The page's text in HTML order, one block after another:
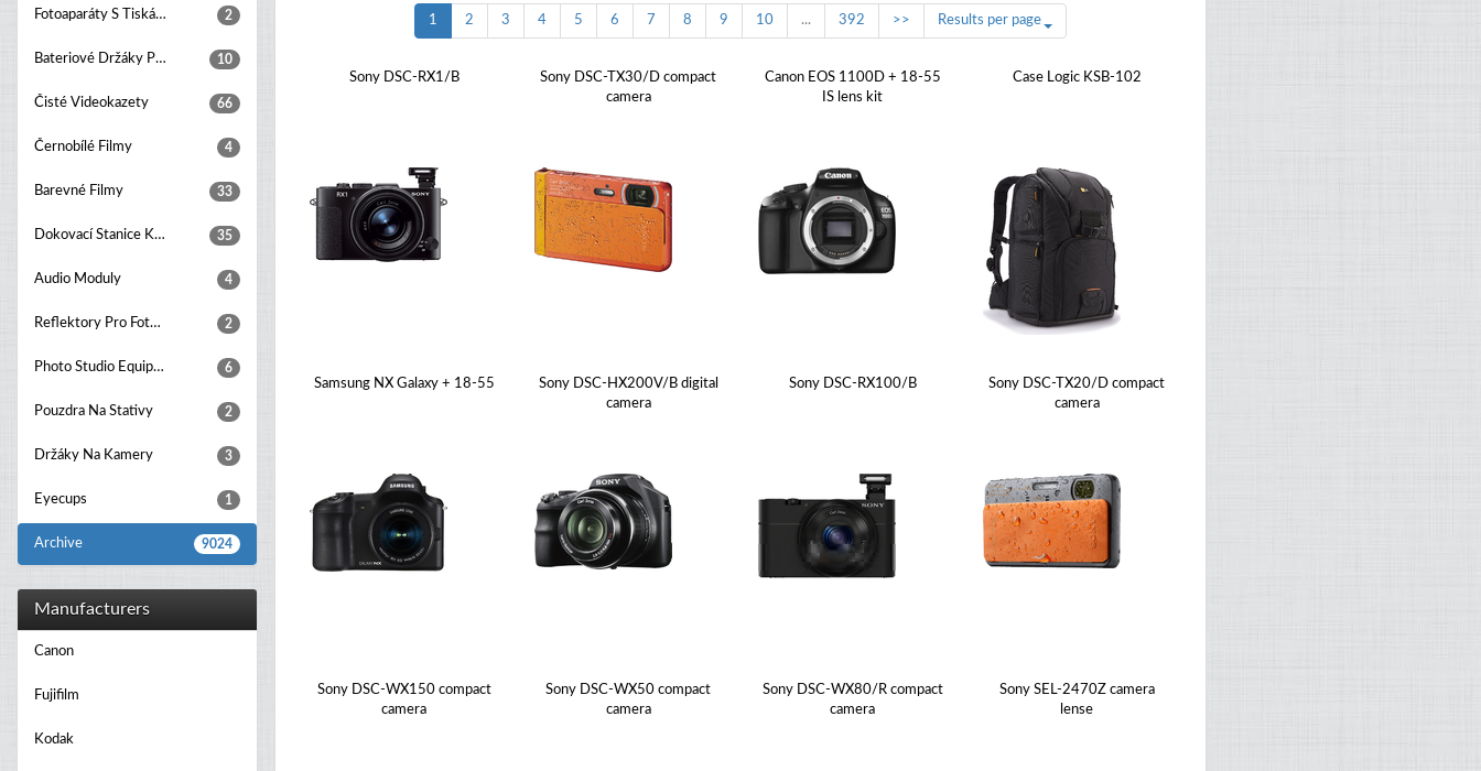
1 2 3 4 5 6 7 8 9 10 ... 392 >> Results per page
Sony DSC-RX1/B
Sony DSC-TX30/D compact
camera
Canon EOS 1100D + 18-55
IS lens kit
Case Logic KSB-102
Samsung NX Galaxy + 18-55
Sony DSC-HX200V/B digital
camera
Sony DSC-RX100/B
Sony DSC-TX20/D compact
camera
Sony DSC-WX150 compact
camera
Sony DSC-WX50 compact
camera
Sony DSC-WX80/R compact
camera
Sony SEL-2470Z camera
lense
Fotoaparáty S Tiskárnou 2
Bateriové Držáky Pro Digitální Fotoaparáty 10
Čisté Videokazety 66
Černobílé Filmy 4
Barevné Filmy 33
Dokovací Stanice K Fotoaparátu 35
Audio Moduly 4
Reflektory Pro Foto Studia 2
Photo Studio Equipment Sets 6
Pouzdra Na Stativy 2
Držáky Na Kamery 3
Eyecups 1
Archive 9024
Manufacturers
Canon
Fujifilm
Kodak